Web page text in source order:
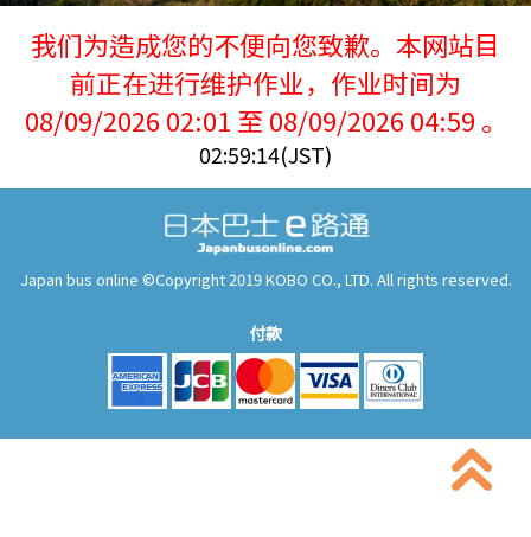
我们为造成您的不便向您致歉。本网站目
前正在进行维护作业，作业时间为
08/09/2026 02:01 至 08/09/2026 04:59 。
02:59:14(JST)
Japan bus online ©Copyright 2019 KOBO CO., LTD. All rights reserved.
付款